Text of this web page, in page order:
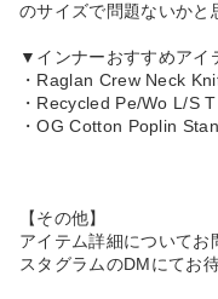
のサイズで問題ないかと
▼インナーおすすめアイ
・Raglan Crew Neck
・Recycled Pe/Wo L/S
・OG Cotton Poplin
【その他】
アイテム詳細についてお
スタグラムのDMにてお